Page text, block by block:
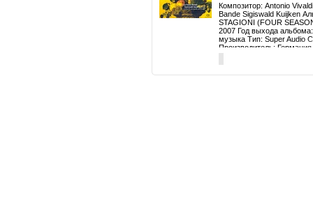
Композитор: Antonio
Bande Sigiswald Kuijken
STAGIONI (FOUR
2007 Год выхода
музыка Тип: Super Audio
Производитель: